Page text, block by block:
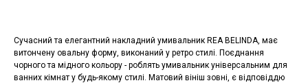
Сучасний та елегантний накладний умивальник REA BELINDA, має
витончену овальну форму, виконаний у ретро стилі. Поєднання
чорного та мідного кольору - роблять умивальник універсальним для
ванних кімнат у будь-якому стилі. Матовий вініш зовні, є відповіддю